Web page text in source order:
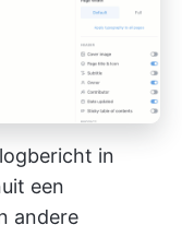
in
een
andere